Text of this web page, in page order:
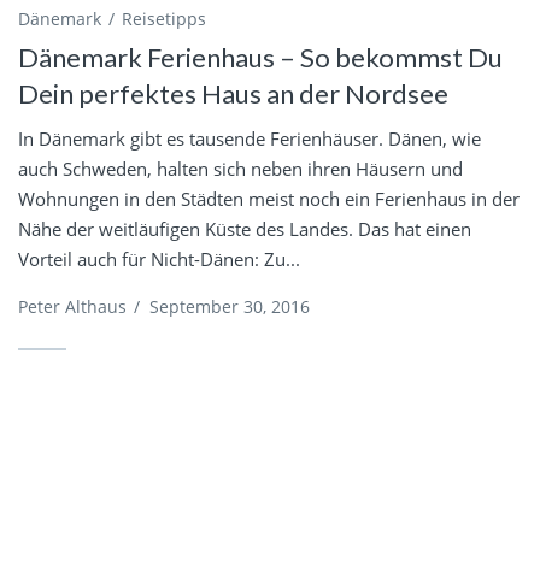
Dänemark Reisetipps
Dänemark Ferienhaus – So bekommst Du
Dein perfektes Haus an der Nordsee
In Dänemark gibt es tausende Ferienhäuser. Dänen, wie
auch Schweden, halten sich neben ihren Häusern und
Wohnungen in den Städten meist noch ein Ferienhaus in der
Nähe der weitläufigen Küste des Landes. Das hat einen
Vorteil auch für Nicht-Dänen: Zu...
Peter Althaus / September 30, 2016